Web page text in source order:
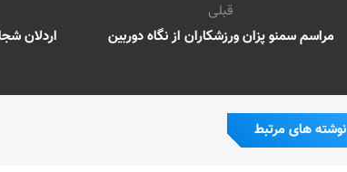
قبلی
مراسم سمنو پزان ورزشکاران از نگاه دوربین
اردلان
نوشته های مرتبط